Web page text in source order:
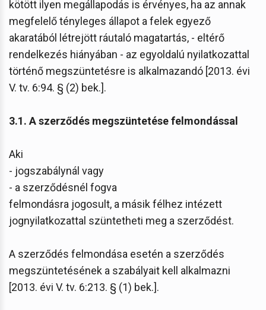
kötött ilyen megállapodás is érvényes, ha az annak
megfelelő tényleges állapot a felek egyező
akaratából létrejött ráutaló magatartás, - eltérő
rendelkezés hiányában - az egyoldalú nyilatkozattal
történő megszüntetésre is alkalmazandó [2013. évi
V. tv. 6:94. § (2) bek.].
3.1. A szerződés megszüntetése felmondással
Aki
- jogszabálynál vagy
- a szerződésnél fogva
felmondásra jogosult, a másik félhez intézett
jognyilatkozattal szüntetheti meg a szerződést.
A szerződés felmondása esetén a szerződés
megszüntetésének a szabályait kell alkalmazni
[2013. évi V. tv. 6:213. § (1) bek.].